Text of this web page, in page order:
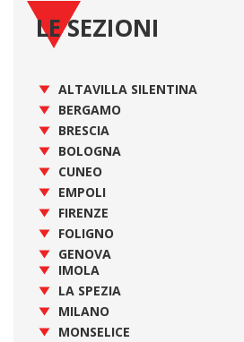
LE SEZIONI
ALTAVILLA SILENTINA
BERGAMO
BRESCIA
BOLOGNA
CUNEO
EMPOLI
FIRENZE
FOLIGNO
GENOVA
IMOLA
LA SPEZIA
MILANO
MONSELICE